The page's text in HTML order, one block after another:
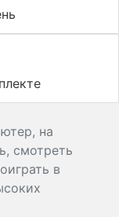
на
смотреть
в